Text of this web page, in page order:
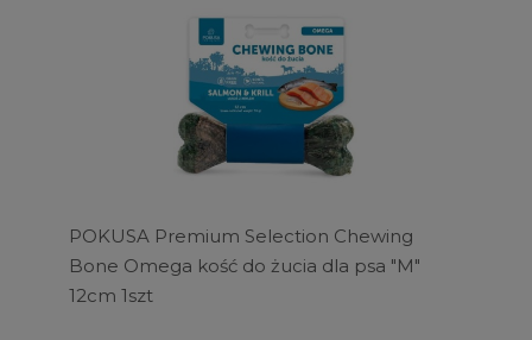
POKUSA Premium Selection Chewing
Bone Omega kość do żucia dla psa "M"
12cm 1szt